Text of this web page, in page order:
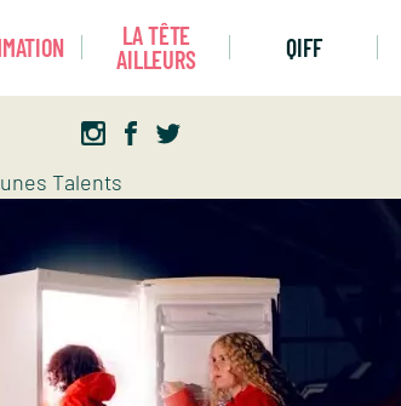
LA TÊTE
AILLEURS
QIFF
Talents